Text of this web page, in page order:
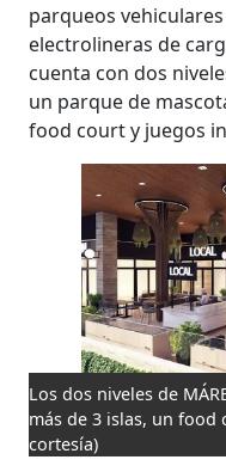
parqueos
electrolineras de
cuenta con dos
un parque de
food court y juegos
Los dos niveles de
más de 3 islas, un
cortesía)